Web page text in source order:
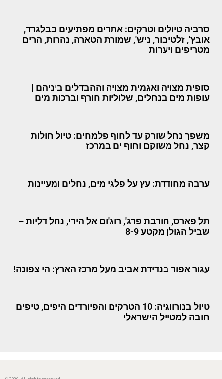
סרביה טיולים וטרקים: אתרים מפתיעים בבלגרד,
אובץ', זלטיבור, ניש', שמורת הטארה, נהרות, הרים
מטריפים ויערות
סופית מצויה ואגמית מצויה וההבדלים ביניהם |
עופות מים בנחלים, שלוליות חורף וברכות מים
משפך נחל שורק עד לחוף פלמחים: טיול חולות
קצר, נחל משוקם וחוף ים במרכז
ערבה מחודדת: עץ על פלגי מים, נחלים ומעיינות
תל פארס, חורבת פרג', רוג'ום אל הירי, נחל דליות –
שביל הגולן מקטע 8-9
עגור אפור בנדידת אביב מעל מרכז הארץ: הי צפונה!
טיול בנורווגיה: 10 הטרקים והפיורדים היפים, טיפים
חובה למטייל הישראלי